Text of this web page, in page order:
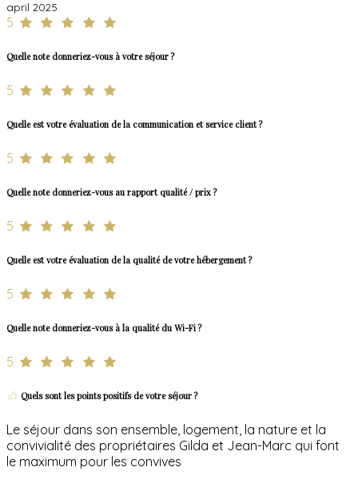
april 2025
5
Quelle note donneriez-vous à votre séjour ?
5
Quelle est votre évaluation de la communication et service client ?
5
Quelle note donneriez-vous au rapport qualité / prix ?
5
Quelle est votre évaluation de la qualité de votre hébergement ?
5
Quelle note donneriez-vous à la qualité du Wi-Fi ?
5
Quels sont les points positifs de votre séjour ?
Le séjour dans son ensemble, logement, la nature et la
convivialité des propriétaires Gilda et Jean-Marc qui font
le maximum pour les convives